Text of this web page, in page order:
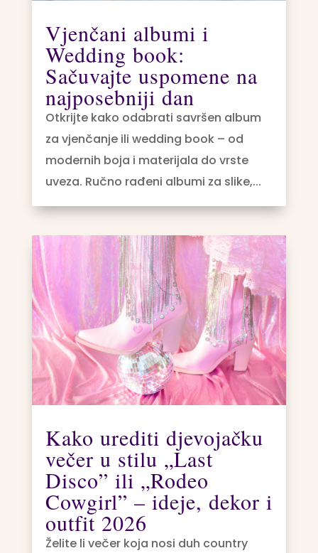
Vjenčani albumi i
Wedding book:
Sačuvajte uspomene na
najposebniji dan
Otkrijte kako odabrati savršen album
za vjenčanje ili wedding book – od
modernih boja i materijala do vrste
uveza. Ručno rađeni albumi za slike,...
Kako urediti djevojačku
večer u stilu „Last
Disco” ili „Rodeo
Cowgirl” – ideje, dekor i
outfit 2026
Želite li večer koja nosi duh country